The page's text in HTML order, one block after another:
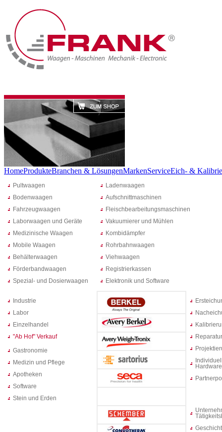
HomeProdukteBranchen & LösungenMarkenServiceEich- &
Pultwaagen
Bodenwaagen
Fahrzeugwaagen
Laborwaagen und Geräte
Medizinische Waagen
Mobile Waagen
Behälterwaagen
Förderbandwaagen
Spezial- und Dosierwaagen
Ladenwaagen
Aufschnittmaschinen
Fleischbearbeitungsmaschinen
Vakuumierer und Mühlen
Kombidämpfer
Rohrbahnwaagen
Viehwaagen
Registrierkassen
Elektronik und Software
Industrie
Labor
Einzelhandel
"Ab Hof" Verkauf
Gastronomie
Medizin und Pflege
Apotheken
Software
Stein und Erden